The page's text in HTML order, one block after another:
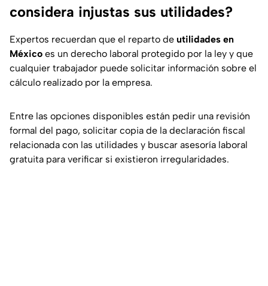
considera injustas sus utilidades?
Expertos recuerdan que el reparto de utilidades en
México es un derecho laboral protegido por la ley y que
cualquier trabajador puede solicitar información sobre el
cálculo realizado por la empresa.
Entre las opciones disponibles están pedir una revisión
formal del pago, solicitar copia de la declaración fiscal
relacionada con las utilidades y buscar asesoría laboral
gratuita para verificar si existieron irregularidades.